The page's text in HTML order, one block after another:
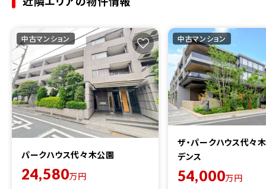
中古マンション
パークハウス代々木公園
24,580万円
中古マンション
ザ・パークハウス代々
デンス
54,000万円